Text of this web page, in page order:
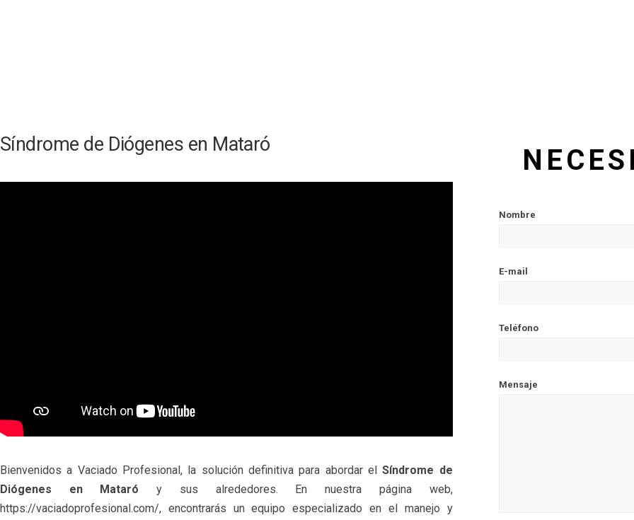
Síndrome de Diógenes en Mataró
Bienvenidos a Vaciado Profesional, la solución definitiva para abordar elSíndrome de
Diógenes en Mataró y sus alrededores. En nuestra página web,
https://vaciadoprofesional.com/, encontrarás un equipo especializado en el manejo y
Nombre
E-mail
Teléfono
Mensaje